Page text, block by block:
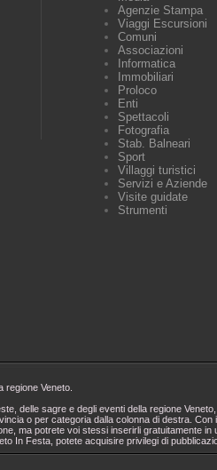
Agenzie Stampa
Viaggi Escursioni
Comuni
Associazioni
Informatica
Immobiliari
Proloco
Enti
Spettacoli
Fotografia
Stab. Balneari
Sport
Villaggi turistici
Servizi e Aziende
Visite guidate
Strumenti
regione Veneto.
delle sagre e degli eventi della regione
o per categoria dalla colonna di destra.
ma potrete voi stessi inserirli gratuitamente
In Festa, potete acquisire privilegi di